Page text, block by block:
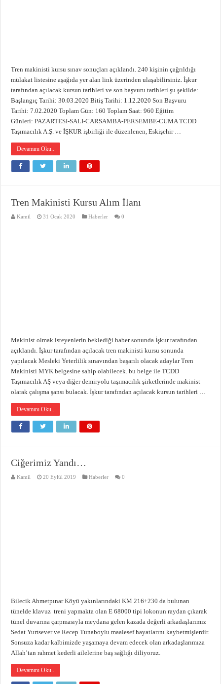
Tren makinisti kursu sınav sonuçları açıklandı. 240 kişinin çağrıldığı
mülakat listesine aşağıda yer alan link üzerinden ulaşabilirsiniz. İşkur
tarafından açılacak kursun tarihleri ve son başvuru tarihleri şu şekilde:
Başlangıç Tarihi: 30.03.2020 Bitiş Tarihi: 1.12.2020 Son Başvuru
Tarihi: 7.02.2020 Toplam Gün: 160 Toplam Saat: 960 Eğitim
Günleri: PAZARTESI-SALI-CARSAMBA-PERSEMBE-CUMA TCDD
Taşımacılık A.Ş. ve İŞKUR işbirliği ile düzenlenen, Eskişehir …
Devamını Oku..
Tren Makinisti Kursu Alım İlanı
Kamil 31 Ocak 2020 Haberler 0
Makinist olmak isteyenlerin beklediği haber sonunda İşkur tarafından
açıklandı. İşkur tarafından açılacak tren makinisti kursu sonunda
yapılacak Mesleki Yeterlilik sınavından başarılı olacak adaylar Tren
Makinisti MYK belgesine sahip olabilecek. bu belge ile TCDD
Taşımacılık AŞ veya diğer demiryolu taşımacılık şirketlerinde makinist
olarak çalışma şansı bulacak. İşkur tarafından açılacak kursun tarihleri …
Devamını Oku..
Ciğerimiz Yandı…
Kamil 20 Eylül 2019 Haberler 0
Bilecik Ahmetpınar Köyü yakınlarındaki KM 216+230 da bulunan
tünelde klavuz treni yapmakta olan E 68000 tipi lokonun raydan çıkarak
tünel duvarına çarpmasıyla meydana gelen kazada değerli arkadaşlarımız
Sedat Yurtsever ve Recep Tunaboylu maalesef hayatlarını kaybetmişlerdir.
Sonsuza kadar kalbimizde yaşamaya devam edecek olan arkadaşlarımıza
Allah’tan rahmet kederli ailelerine baş sağlığı diliyoruz.
Devamını Oku..